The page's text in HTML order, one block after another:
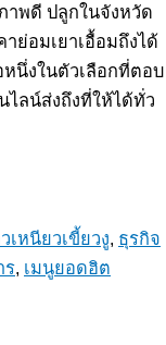
าพดี ปลูกในจังหวัด
ย่อมเยาเอื้อมถึงได้
หนึ่งในตัวเลือกที่ตอบ
ลน์ส่งถึงที่ให้ได้ทั่ว
เหนียวเขี้ยวงู, ธุรกิจ
ร, เมนูยอดฮิต